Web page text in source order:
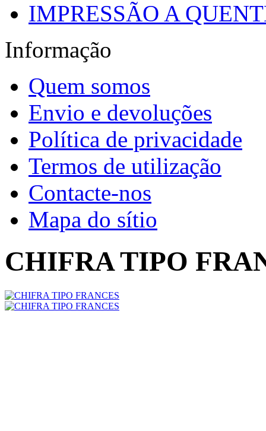
IMPRESSÃO A
Informação
Quem somos
Envio e devoluções
Política de privacidade
Termos de utilização
Contacte-nos
Mapa do sítio
CHIFRA TIPO